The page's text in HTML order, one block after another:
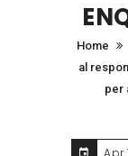
Home
al
per
Apr